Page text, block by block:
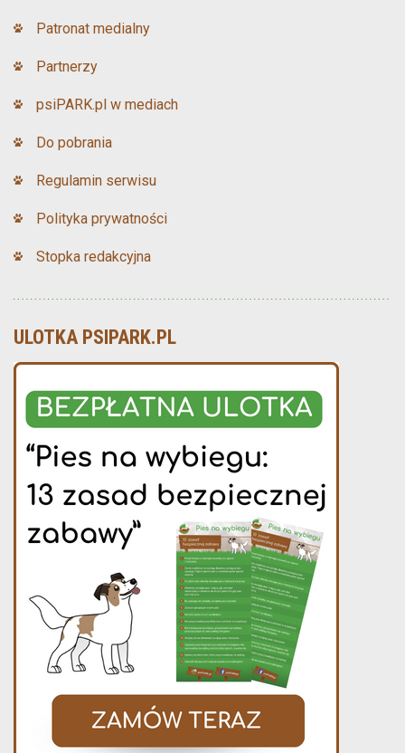
Patronat medialny
Partnerzy
psiPARK.pl w mediach
Do pobrania
Regulamin serwisu
Polityka prywatności
Stopka redakcyjna
ULOTKA PSIPARK.PL